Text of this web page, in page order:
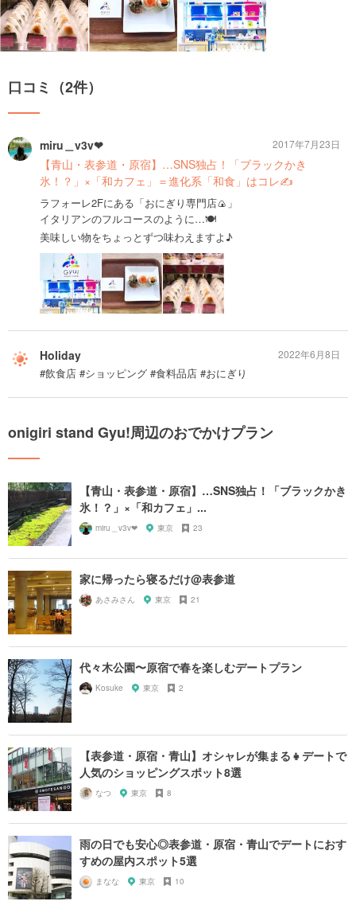
口コミ（2件）
miru＿v3v❤︎
【青山・表参道・原宿】…SNS独占！「ブラックかき
氷！？」×「和カフェ」＝進化系「和食」はコレ✍️
ラフォーレ2Fにある「おにぎり専門店🍙」
イタリアンのフルコースのように…🍽
美味しい物をちょっとずつ味わえますよ♪
2017年7月23日
Holiday
#飲食店 #ショッピング #食料品店 #おにぎり
2022年6月8日
onigiri stand Gyu!周辺のおでかけプラン
【青山・表参道・原宿】…SNS独占！「ブラックかき
氷！？」×「和カフェ」...
miru＿v3v❤︎ 東京 23
家に帰ったら寝るだけ@表参道
あさみさん 東京 21
代々木公園〜原宿で春を楽しむデートプラン
Kosuke 東京 2
【表参道・原宿・青山】オシャレが集まる👧デートで
人気のショッピングスポット8選
なつ 東京 8
雨の日でも安心◎表参道・原宿・青山でデートにおす
すめの屋内スポット5選
まなな 東京 10